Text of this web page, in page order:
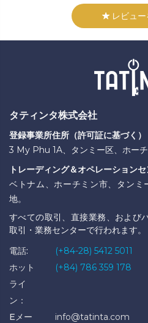
レビュー
タティンタ株式会社
登録事業所住所（許可証に基づく）
3 My Phu 1A、タンミー区、ホーチ
トレーディング＆オペレーションセ
ベトナム、ホーチミン市、タン
地。
すべての取引、直接業務、および
取引・業務センターで行われます。
電話:
(+84-28) 5412 5011
ホット
ライ
ン：
(+84) 786 359 178
Eメー
info@tatinta.com